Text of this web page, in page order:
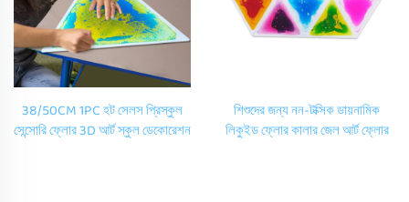
38/50CM 1PC হট সেলস প্রিস্কুল
সেন্সোরি ফ্লোর 3D আর্ট স্কুল ডেকোরেশন
শিশুদের জন্য নন-টক্সিক ডায়নামিক
লিকুইড ফ্লোর কালার জেল আর্ট ফ্লোর